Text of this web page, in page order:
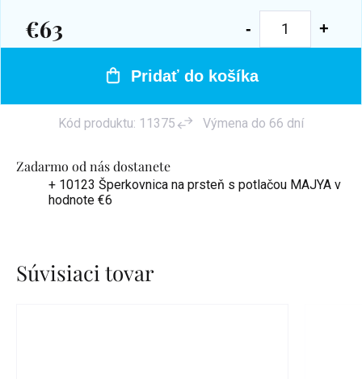
Zadarmo od nás dostanete
+ 10123 Šperkovnica na prsteň s potlačou MAJYA v
hodnote €6
€63
Jednotková
Pridať do košíka
Kód produktu: 11375 Výmena do 66 dní
Súvisiaci tovar